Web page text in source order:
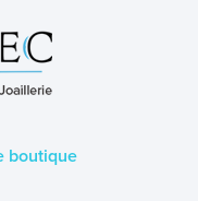
boutique